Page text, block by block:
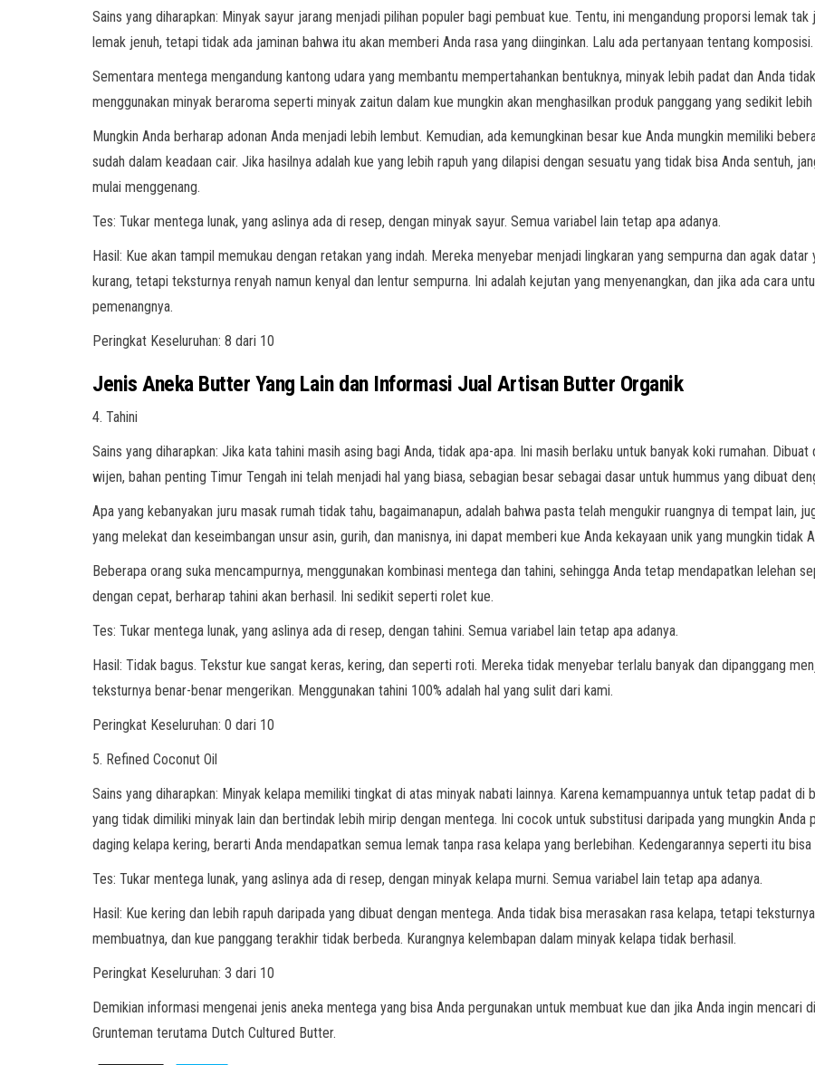
Sains yang diharapkan: Minyak sayur jarang menjadi pilihan populer bagi pembuat kue. Tentu, ini mengandung proporsi lemak
lemak jenuh, tetapi tidak ada jaminan bahwa itu akan memberi Anda rasa yang diinginkan. Lalu ada pertanyaan tentang komposisi.
Sementara mentega mengandung kantong udara yang membantu mempertahankan bentuknya, minyak lebih padat dan Anda
menggunakan minyak beraroma seperti minyak zaitun dalam kue mungkin akan menghasilkan produk panggang yang sedikit lebih
Mungkin Anda berharap adonan Anda menjadi lebih lembut. Kemudian, ada kemungkinan besar kue Anda mungkin memiliki
sudah dalam keadaan cair. Jika hasilnya adalah kue yang lebih rapuh yang dilapisi dengan sesuatu yang tidak bisa Anda sentuh,
mulai menggenang.
Tes: Tukar mentega lunak, yang aslinya ada di resep, dengan minyak sayur. Semua variabel lain tetap apa adanya.
Hasil: Kue akan tampil memukau dengan retakan yang indah. Mereka menyebar menjadi lingkaran yang sempurna dan agak
kurang, tetapi teksturnya renyah namun kenyal dan lentur sempurna. Ini adalah kejutan yang menyenangkan, dan jika ada cara
pemenangnya.
Peringkat Keseluruhan: 8 dari 10
Jenis Aneka Butter Yang Lain dan Informasi Jual Artisan Butter Organik
4. Tahini
Sains yang diharapkan: Jika kata tahini masih asing bagi Anda, tidak apa-apa. Ini masih berlaku untuk banyak koki rumahan.
wijen, bahan penting Timur Tengah ini telah menjadi hal yang biasa, sebagian besar sebagai dasar untuk hummus yang dibuat
Apa yang kebanyakan juru masak rumah tidak tahu, bagaimanapun, adalah bahwa pasta telah mengukir ruangnya di tempat lain,
yang melekat dan keseimbangan unsur asin, gurih, dan manisnya, ini dapat memberi kue Anda kekayaan unik yang mungkin tidak
Beberapa orang suka mencampurnya, menggunakan kombinasi mentega dan tahini, sehingga Anda tetap mendapatkan lelehan
dengan cepat, berharap tahini akan berhasil. Ini sedikit seperti rolet kue.
Tes: Tukar mentega lunak, yang aslinya ada di resep, dengan tahini. Semua variabel lain tetap apa adanya.
Hasil: Tidak bagus. Tekstur kue sangat keras, kering, dan seperti roti. Mereka tidak menyebar terlalu banyak dan dipanggang
teksturnya benar-benar mengerikan. Menggunakan tahini 100% adalah hal yang sulit dari kami.
Peringkat Keseluruhan: 0 dari 10
5. Refined Coconut Oil
Sains yang diharapkan: Minyak kelapa memiliki tingkat di atas minyak nabati lainnya. Karena kemampuannya untuk tetap padat
yang tidak dimiliki minyak lain dan bertindak lebih mirip dengan mentega. Ini cocok untuk substitusi daripada yang mungkin Anda
daging kelapa kering, berarti Anda mendapatkan semua lemak tanpa rasa kelapa yang berlebihan. Kedengarannya seperti itu bisa
Tes: Tukar mentega lunak, yang aslinya ada di resep, dengan minyak kelapa murni. Semua variabel lain tetap apa adanya.
Hasil: Kue kering dan lebih rapuh daripada yang dibuat dengan mentega. Anda tidak bisa merasakan rasa kelapa, tetapi
membuatnya, dan kue panggang terakhir tidak berbeda. Kurangnya kelembapan dalam minyak kelapa tidak berhasil.
Peringkat Keseluruhan: 3 dari 10
Demikian informasi mengenai jenis aneka mentega yang bisa Anda pergunakan untuk membuat kue dan jika Anda ingin
Grunteman terutama Dutch Cultured Butter.